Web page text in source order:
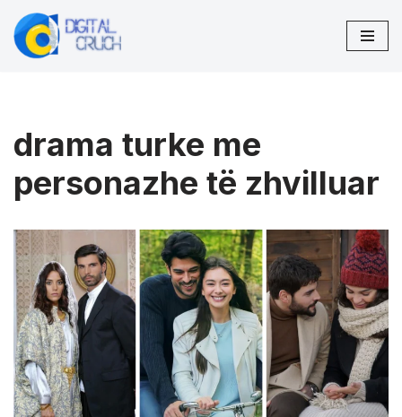
Skip
drama turke me
personazhe të zhvilluar